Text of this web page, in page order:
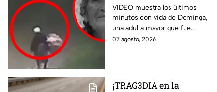
últimos minutos de
Dominga, abuelita
4TACADA por 90 pesos
en Amozoc
VIDEO muestra los últimos
minutos con vida de Dominga,
una adulta mayor que fue
atacada con una piedra en
07 agosto, 2026
¡TRAG3DIA en la